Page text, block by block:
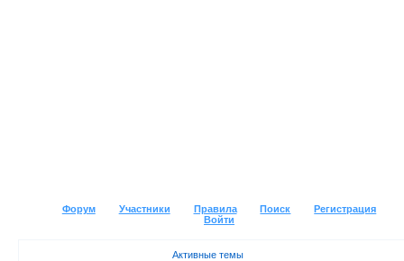
Форум Участники Правила Поиск
Регистрация
Войти
Активные темы